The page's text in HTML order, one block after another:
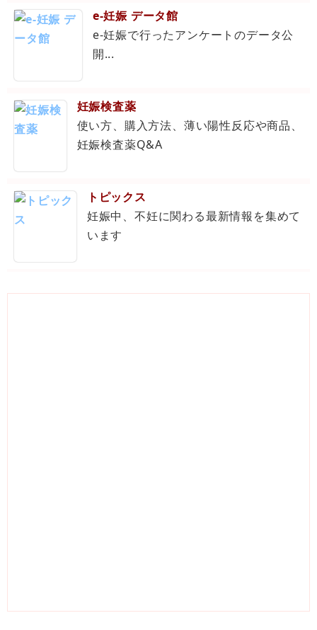
e-妊娠 データ館
e-妊娠で行ったアンケートのデータ公
開...
妊娠検査薬
使い方、購入方法、薄い陽性反応や商品、
妊娠検査薬Q&A
トピックス
妊娠中、不妊に関わる最新情報を集めて
います